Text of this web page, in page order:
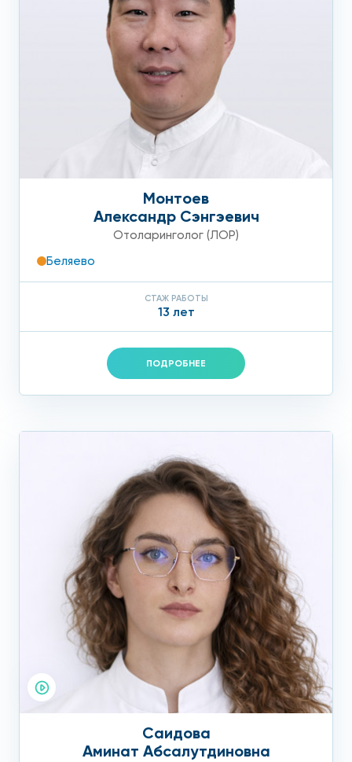
Монтоев
Александр Сэнгэевич
Отоларинголог (ЛОР)
Беляево
СТАЖ РАБОТЫ
13 лет
ПОДРОБНЕЕ
Саидова
Аминат Абсалутдиновна